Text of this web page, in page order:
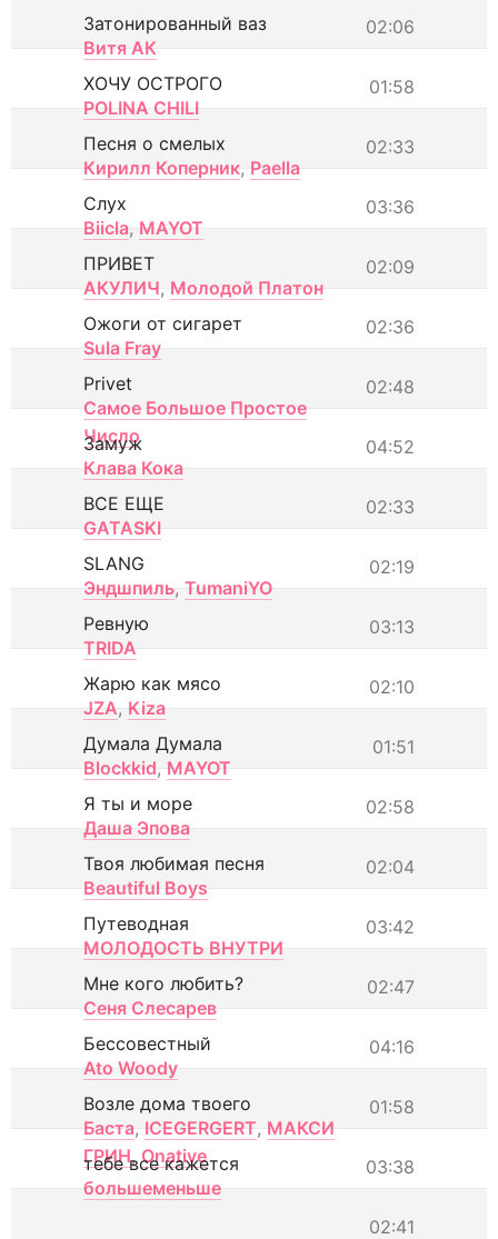
02:06
Затонированный ваз
Витя АК
01:58
ХОЧУ ОСТРОГО
POLINA CHILI
02:33
Песня о смелых
Кирилл Коперник, Paella
03:36
Слух
Biicla, MAYOT
02:09
ПРИВЕТ
АКУЛИЧ, Молодой Платон
02:36
Ожоги от сигарет
Sula Fray
02:48
Privet
Самое Большое Простое
Число
04:52
Замуж
Клава Кока
02:33
ВСЕ ЕЩЕ
GATASKI
02:19
SLANG
Эндшпиль, TumaniYO
03:13
Ревную
TRIDA
02:10
Жарю как мясо
JZA, Kiza
01:51
Думала Думала
Blockkid, MAYOT
02:58
Я ты и море
Даша Эпова
02:04
Твоя любимая песня
Beautiful Boys
03:42
Путеводная
МОЛОДОСТЬ ВНУТРИ
02:47
Мне кого любить?
Сеня Слесарев
04:16
Бессовестный
Ato Woody
01:58
Возле дома твоего
Баста, ICEGERGERT, МАКСИ
ГРИН, Onative 03:38
тебе все кажется
большеменьше
02:41